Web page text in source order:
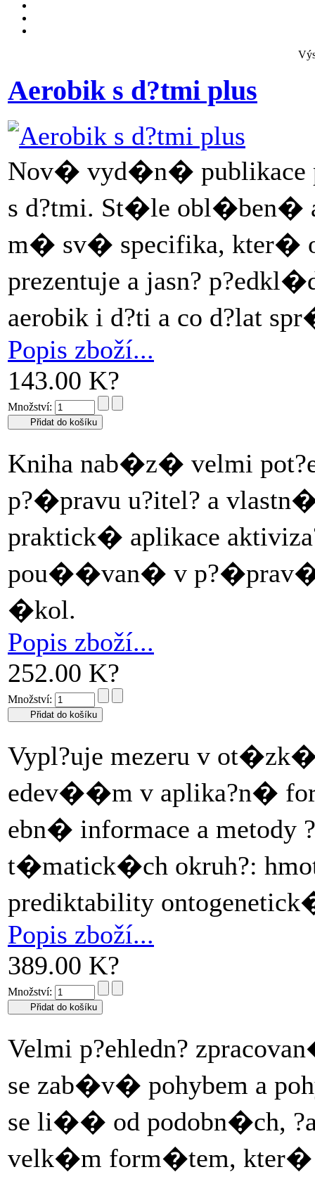
Aerobik s d?tmi plus
Nov� vyd�n� publikace
s d?tmi. St�le obl�ben�
m� sv� specifika, kter�
prezentuje a jasn?
aerobik i d?ti a co d?lat
Popis zboží...
143.00 K?
Množství:
Kniha nab�z� velmi
p?�pravu u?itel? a
praktick� aplikace
pou��van� v
�kol.
Popis zboží...
252.00 K?
Množství:
Vypl?uje mezeru v
edev��m v aplika?n�
ebn� informace a
t�matick�ch okruh?:
prediktability
Popis zboží...
389.00 K?
Množství:
Velmi p?ehledn?
se zab�v� pohybem a
se li�� od podobn�ch,
velk�m form�tem, kter�